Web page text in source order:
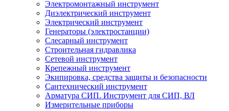
Электромонтажный инструмент
Диэлектрический инструмент
Электрический инструмент
Генераторы (электростанции)
Слесарный инструмент
Строительная гидравлика
Сетевой инструмент
Крепежный инструмент
Экипировка, средства защиты и безопасности
Сантехнический инструмент
Арматура СИП. Инструмент для СИП, ВЛ
Измерительные приборы